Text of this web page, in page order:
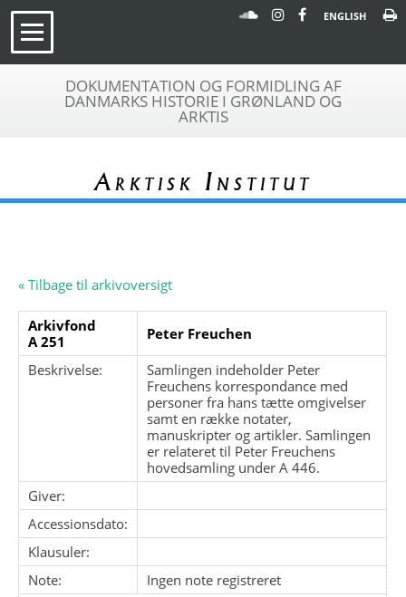
ENGLISH
DOKUMENTATION OG FORMIDLING AF
DANMARKS HISTORIE I GRØNLAND OG
ARKTIS
Arktisk Institut
« Tilbage til arkivoversigt
Arkivfond
A 251
Peter Freuchen
Beskrivelse:
Samlingen indeholder Peter
Freuchens korrespondance med
personer fra hans tætte omgivelser
samt en række notater,
manuskripter og artikler. Samlingen
er relateret til Peter Freuchens
hovedsamling under A 446.
Giver:
Accessionsdato:
Klausuler:
Note:
Ingen note registreret